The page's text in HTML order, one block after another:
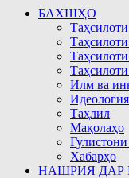
БАХШҲО
Илм ва
Таҳлил
Мақолаҳо
Хабарҳо
НАШРИЯ ДАР